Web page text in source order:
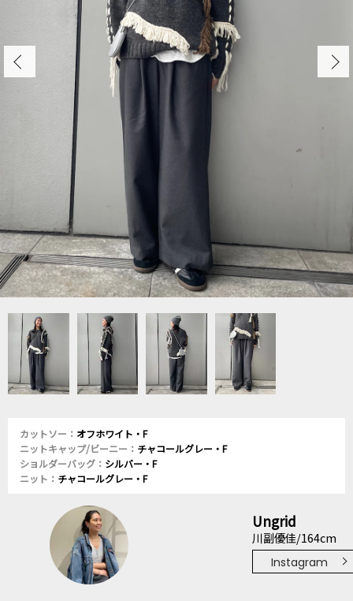
カットソー： オフホワイト・F
ニットキャップ/ビーニー： チャコールグレー・F
ショルダーバッグ： シルバー・F
ニット： チャコールグレー・F
Ungrid
川副優佳/164cm
Instagram